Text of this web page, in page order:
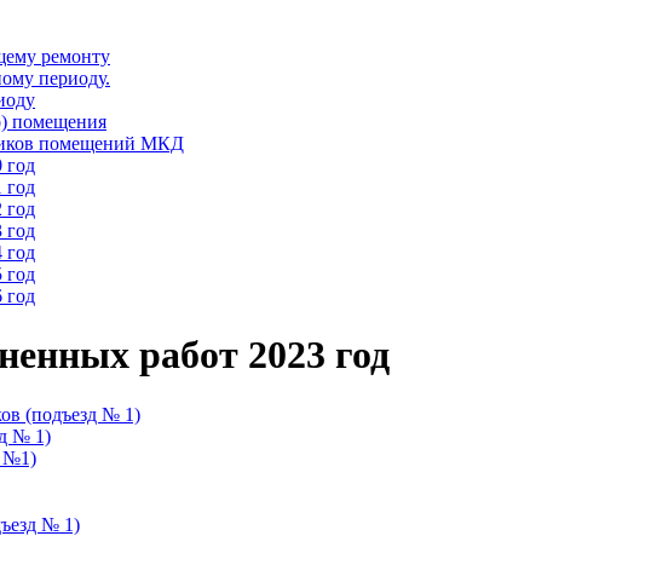
ремонту
периоду.
помещения
помещений МКД
год
год
год
год
год
год
год
работ 2023 год
(подъезд № 1)
№ 1)
№1)
№ 1)